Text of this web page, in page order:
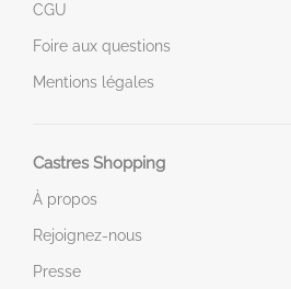
CGU
Foire aux questions
Mentions légales
Castres Shopping
À propos
Rejoignez-nous
Presse